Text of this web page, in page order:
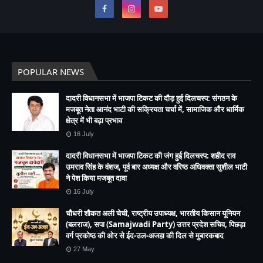
POPULAR NEWS
दादरी विधानसभा में भाजपा टिकट की दौड़ हुई दिलचस्प: संगठन के
मजबूत नेता आनंद भाटी की सक्रियता चर्चा में, सामाजिक और धार्मिक
क्षेत्र में भी बढ़ा प्रभाव
16 July
दादरी विधानसभा में भाजपा टिकट की जंग हुई दिलचस्प: शहीद राव
उमराव सिंह के वंशज, पूर्व बार अध्यक्ष और वरिष्ठ अधिवक्ता सुशील भाटी
ने पेश किया मजबूत दावा
16 July
चौधरी शौकत अली चेची, राष्ट्रीय उपाध्यक्ष, भारतीय किसान यूनियन
(बलराज), सपा (Samajwadi Party) उत्तर प्रदेश सचिव, पिछड़ा
वर्ग प्रकोष्ठ की ओर से ईद-उल-अजहा की दिल से मुबारकबाद
27 May